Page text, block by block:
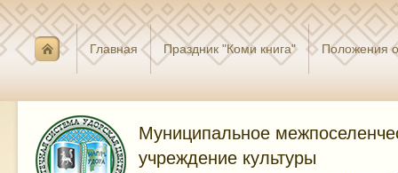
Главная Праздник "Коми книга" Положения
Муниципальное
учреждение культуры